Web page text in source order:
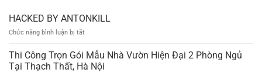
HACKED BY ANTONKILL
Chức năng bình luận bị tắt
BY
ANTONKILL
Thi Công Trọn Gói Mẫu Nhà Vườn Hiện Đại 2 Phòng Ngủ
Tại Thạch Thất, Hà Nội